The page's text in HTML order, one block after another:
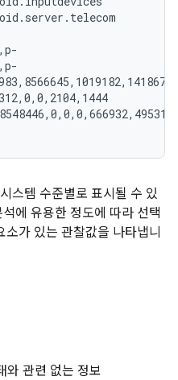
스템 수준별로 표시될 수 있
에 유용한 정도에 따라 선택
가 있는 관찰값을 나타냅니
와 관련 없는 정보